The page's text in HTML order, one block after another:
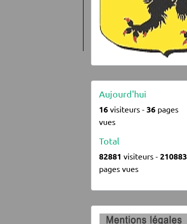
Aujourd'hui
16 visiteurs - 36 pages
vues
Total
82881 visiteurs - 210883
pages vues